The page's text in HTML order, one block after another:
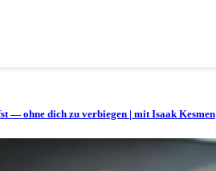
— ohne dich zu verbiegen | mit Isaak Kesmen